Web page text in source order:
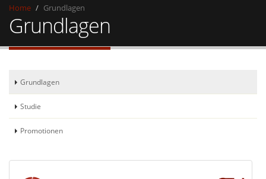
Home Grundlagen
Grundlagen
Grundlagen
Studie
Promotionen